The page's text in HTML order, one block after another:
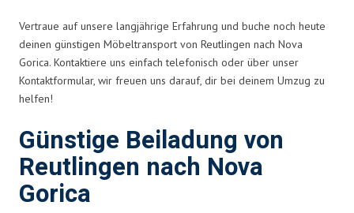
Vertraue auf unsere langjährige Erfahrung und buche noch heute
deinen günstigen Möbeltransport von Reutlingen nach Nova
Gorica. Kontaktiere uns einfach telefonisch oder über unser
Kontaktformular, wir freuen uns darauf, dir bei deinem Umzug zu
helfen!
Günstige Beiladung von
Reutlingen nach Nova
Gorica